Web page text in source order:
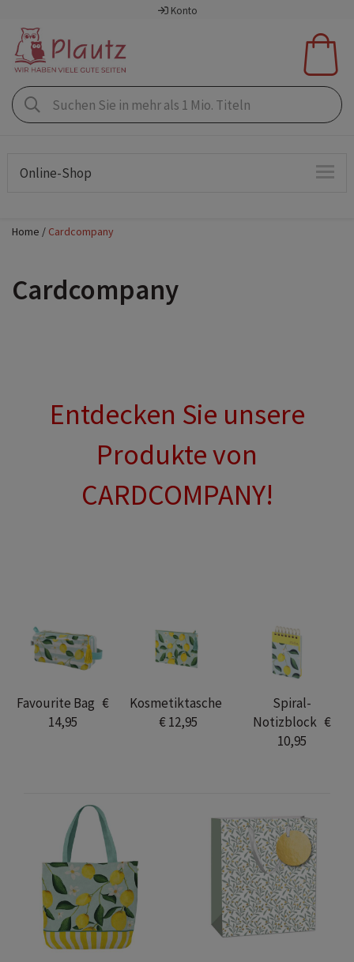
Konto
Online-Shop
Home Cardcompany
Cardcompany
Entdecken Sie unsere
Produkte von
CARDCOMPANY!
Favourite Bag €
14,95
Kosmetiktasche
€ 12,95
Spiral-
Notizblock €
10,95